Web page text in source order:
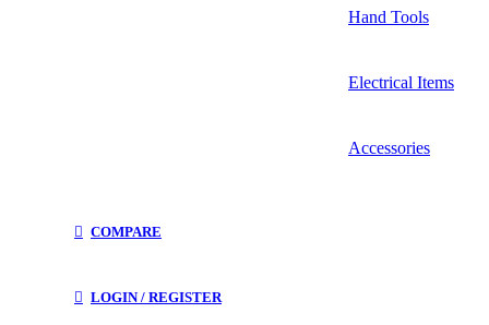
Hand Tools
Electrical Items
Accessories
COMPARE
LOGIN / REGISTER